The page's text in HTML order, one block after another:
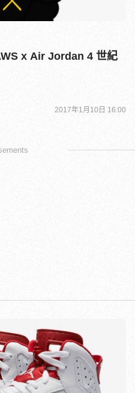
x Air Jordan 4 世紀
2017年1月10日 16:00